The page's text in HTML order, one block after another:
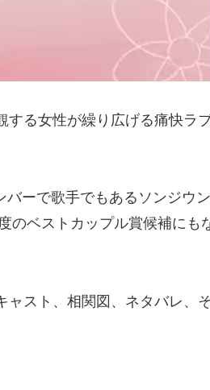
る女性が繰り広げる痛快ラ
ーで歌手でもあるソンジウ
のベストカップル賞候補にも
スト、相関図、ネタバレ、